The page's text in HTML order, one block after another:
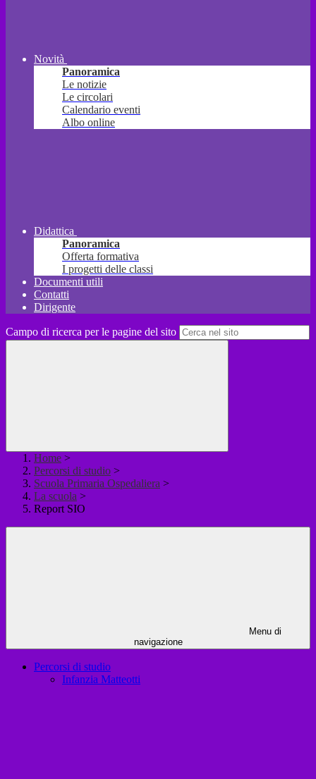
Novità
Panoramica
Le notizie
Le circolari
Calendario eventi
Albo online
Didattica
Panoramica
Offerta formativa
I progetti delle classi
Documenti utili
Contatti
Dirigente
Campo di ricerca per le pagine del sito
Home >
Percorsi di studio >
Scuola Primaria Ospedaliera >
La scuola >
Report SIO
Menu di
navigazione
Percorsi di studio
Infanzia Matteotti